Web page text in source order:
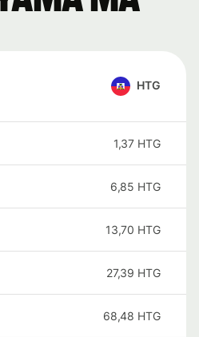
HTG
1,37 HTG
6,85 HTG
13,70 HTG
27,39 HTG
68,48 HTG